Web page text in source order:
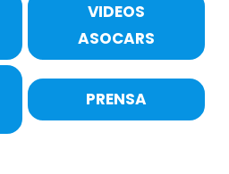
VIDEOS
ASOCARS
PRENSA